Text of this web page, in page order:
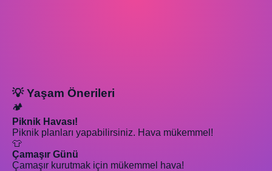
💡 Yaşam Önerileri
🏕️
Piknik Havası!
Piknik planları yapabilirsiniz. Hava mükemmel!
👕
Çamaşır Günü
Çamaşır kurutmak için mükemmel hava!